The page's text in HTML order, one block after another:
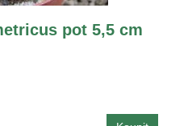
pot 5,5 cm